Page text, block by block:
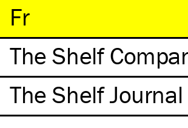
Fr
The Shelf
The Shelf Co
The Shelf Journal